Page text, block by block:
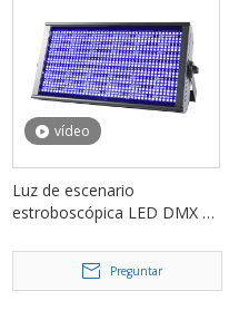
vídeo
Luz de escenario
estroboscópica LED DMX de
eventos de clubes FD-
Preguntar